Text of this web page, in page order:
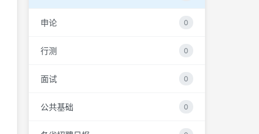
申论 0
行测 0
面试 0
公共基础 0